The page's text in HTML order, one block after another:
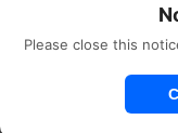
Please close this